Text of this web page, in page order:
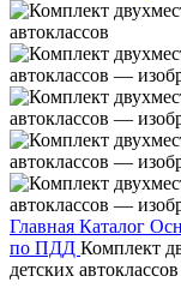
Главная Каталог
по ПДД Комплект
детских автоклассов